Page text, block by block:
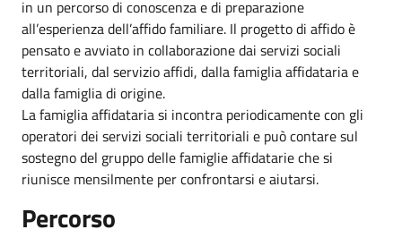
in un percorso di conoscenza e di preparazione
all’esperienza dell’affido familiare. Il progetto di affido è
pensato e avviato in collaborazione dai servizi sociali
territoriali, dal servizio affidi, dalla famiglia affidataria e
dalla famiglia di origine.
La famiglia affidataria si incontra periodicamente con gli
operatori dei servizi sociali territoriali e può contare sul
sostegno del gruppo delle famiglie affidatarie che si
riunisce mensilmente per confrontarsi e aiutarsi.
Percorso